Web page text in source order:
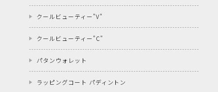
クールビューティー"V"
クールビューティー"C"
パタンウォレット
ラッピングコート パディントン